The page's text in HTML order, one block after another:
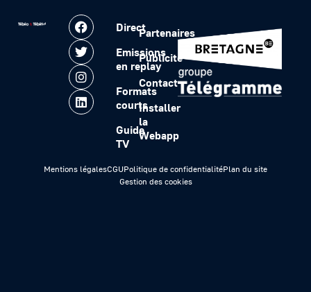
Direct
Emissions
en replay
Formats
courts
Guide
TV
Partenaires
Publicité
Contact
Installer
la
Webapp
Mentions légalesCGUPolitique de confidentialitéPlan du site
Gestion des cookies